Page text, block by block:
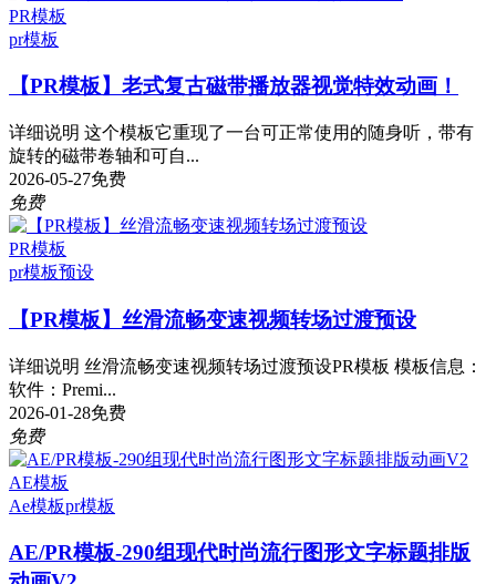
PR模板
pr模板
【PR模板】老式复古磁带播放器视觉特效动画！
详细说明 这个模板它重现了一台可正常使用的随身听，带有
旋转的磁带卷轴和可自...
2026-05-27免费
免费
PR模板
pr模板预设
【PR模板】丝滑流畅变速视频转场过渡预设
详细说明 丝滑流畅变速视频转场过渡预设PR模板 模板信息：
软件：Premi...
2026-01-28免费
免费
AE模板
Ae模板pr模板
AE/PR模板-290组现代时尚流行图形文字标题排版